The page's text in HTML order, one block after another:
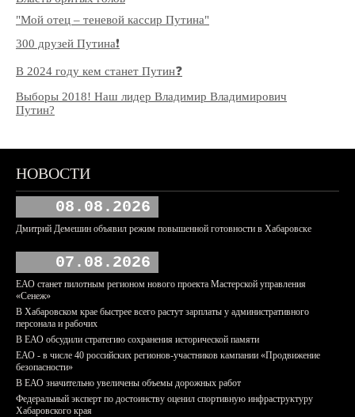
"Мой отец – теневой кассир Путина"
300 друзей Путина❗️
В 2024 году кем станет Путин❓
Выборы 2018! Наш лидер Владимир Владимирович
Путин?
НОВОСТИ
08.08.2026
Дмитрий Демешин объявил режим повышенной готовности в Хабаровске
07.08.2026
ЕАО станет пилотным регионом нового проекта Мастерской управления
«Сенеж»
В Хабаровском крае быстрее всего растут зарплаты у административного
персонала и рабочих
В ЕАО обсудили стратегию сохранения исторической памяти
ЕАО - в числе 40 российских регионов-участников кампании «Продвижение
безопасности»
В ЕАО значительно увеличены объемы дорожных работ
Федеральный эксперт по достоинству оценил спортивную инфраструктуру
Хабаровского края